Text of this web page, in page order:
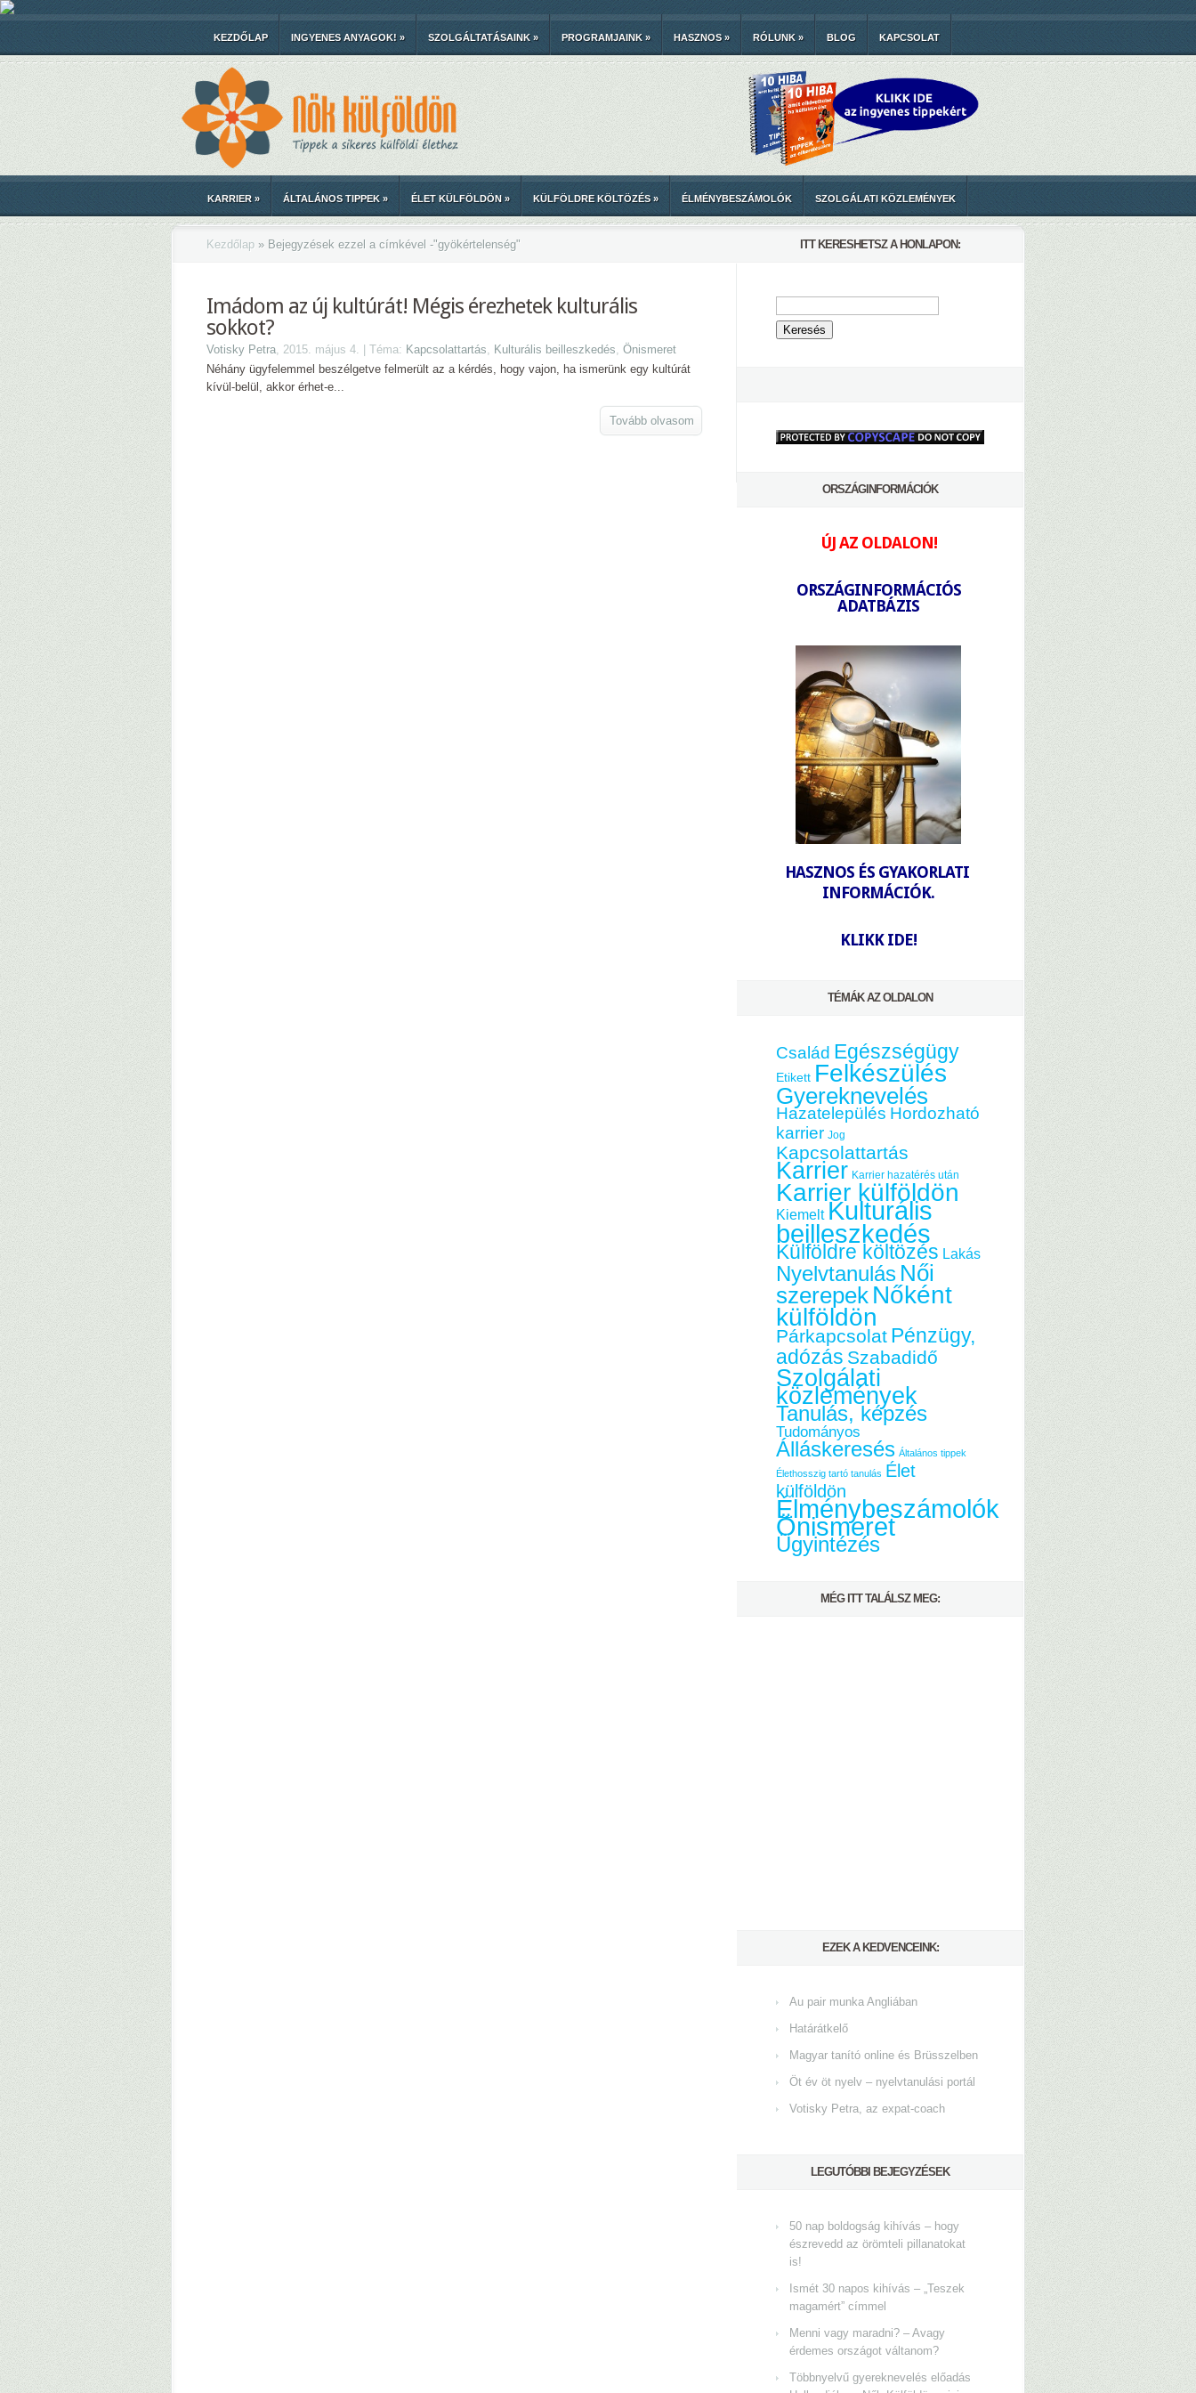
KEZDŐLAP INGYENES ANYAGOK! » SZOLGÁLTATÁSAINK » PROGRAMJAINK » HASZNOS» RÓLUNK » BLOG KAPCSOLAT
KARRIER» ÁLTALÁNOS TIPPEK » ÉLET KÜLFÖLDÖN » KÜLFÖLDRE KÖLTÖZÉS» ÉLMÉNYBESZÁMOLÓK SZOLGÁLATI KÖZLEMÉNYEK
Kezdőlap » Bejegyzések ezzel a címkével -"gyökértelenség"
Imádom az új kultúrát! Mégis érezhetek kulturális
sokkot?
Votisky Petra, 2015. május 4. | Téma: Kapcsolattartás, Kulturális beilleszkedés, Önismeret
Néhány ügyfelemmel beszélgetve felmerült az a kérdés, hogy vajon, ha ismerünk egy kultúrát
kívül-belül, akkor érhet-e...
Tovább olvasom
ITT KERESHETSZ A HONLAPON:
ORSZÁGINFORMÁCIÓK
ÚJ AZ OLDALON!
ORSZÁGINFORMÁCIÓS
ADATBÁZIS
HASZNOS ÉS GYAKORLATI
INFORMÁCIÓK.
KLIKK IDE!
TÉMÁK AZ OLDALON
Család Egészségügy
Etikett Felkészülés
Gyereknevelés
Hazatelepülés Hordozható
karrier Jog
Kapcsolattartás
Karrier Karrier hazatérés után
Karrier külföldön
Kiemelt Kulturális
beilleszkedés
Külföldre költözés Lakás
Nyelvtanulás Női
szerepek Nőként
külföldön
Párkapcsolat Pénzügy,
adózás Szabadidő
Szolgálati
közlemények
Tanulás, képzés
Tudományos
Álláskeresés Általános tippek
Élethosszig tartó tanulás Élet
külföldön
Élménybeszámolók
Önismeret
Ügyintézés
MÉG ITT TALÁLSZ MEG:
EZEK A KEDVENCEINK:
Au pair munka Angliában
Határátkelő
Magyar tanító online és Brüsszelben
Öt év öt nyelv – nyelvtanulási portál
Votisky Petra, az expat-coach
LEGUTÓBBI BEJEGYZÉSEK
50 nap boldogság kihívás – hogy
észrevedd az örömteli pillanatokat
is!
Ismét 30 napos kihívás – „Teszek
magamért” címmel
Menni vagy maradni? – Avagy
érdemes országot váltanom?
Többnyelvű gyereknevelés előadás